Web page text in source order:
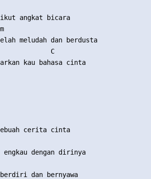
angkat bicara
meludah dan berdusta
C
kau bahasa cinta
cerita cinta
dengan dirinya
dan bernyawa